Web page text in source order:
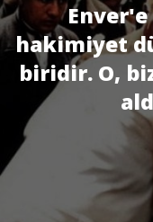
hakimiyet
biridir. O,